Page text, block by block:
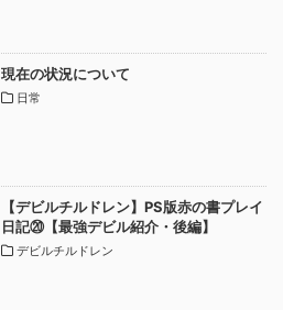
現在の状況について
日常
【デビルチルドレン】PS版赤の書プレイ
日記⑳【最強デビル紹介・後編】
デビルチルドレン